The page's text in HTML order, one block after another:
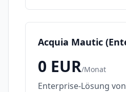
Acquia Mautic
0 EUR/Monat
Enterprise-Lösung